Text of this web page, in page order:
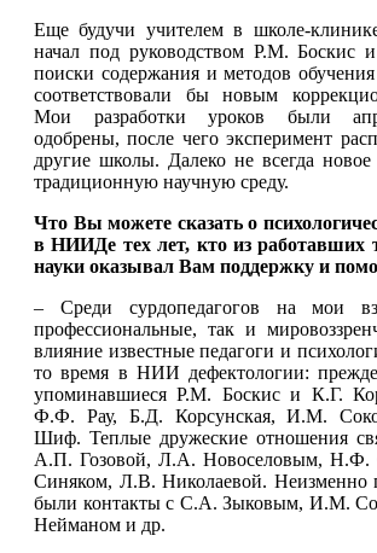
Еще будучи учителем в школе-
начал под руководством P.M. Боскис
поиски содержания и методов
соответствовали бы новым
Мои разработки уроков были
одобрены, после чего эксперимент
другие школы. Далеко не всегда новое
традиционную научную среду.
Что Вы можете сказать о
вНИИДе тех лет, кто из работавших
науки оказывал Вам поддержку и
– Среди сурдопедагогов на мои
профессиональные, так и
влияние известные педагоги и
то время в НИИ дефектологии:
упоминавшиеся P.M. Боскис и К.Г.
Ф.Ф. Рау, Б.Д. Корсунская, И.М.
Шиф. Теплые дружеские отношения
А.П. Гозовой, Л.А. Новоселовым, Н.Ф.
Синяком, Л.В. Николаевой. Неизменно
были контакты с С.А. Зыковым, И.М.
Нейманом и др.